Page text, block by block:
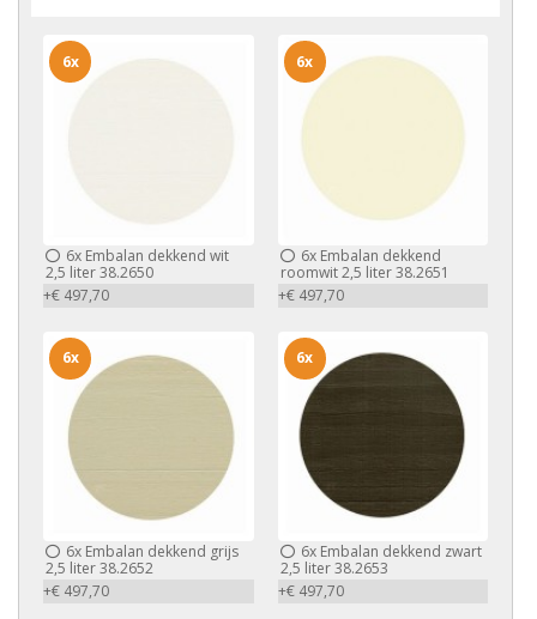
6x Embalan dekkend wit
2,5 liter 38.2650
+€ 497,70
6x
6xEmbalan dekkend
roomwit 2,5 liter 38.2651
+€ 497,70
6x
6x Embalan dekkend grijs
2,5 liter 38.2652
+€ 497,70
6x
6xEmbalan dekkend zwart
2,5 liter 38.2653
+€ 497,70
6x